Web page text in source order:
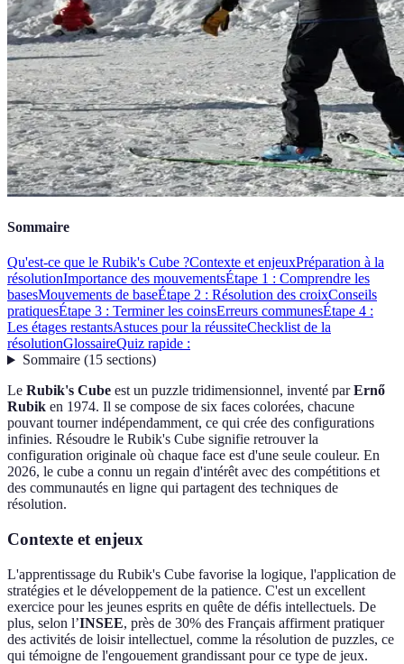
Sommaire
Qu'est-ce que le Rubik's Cube ?Contexte et enjeuxPréparation à la
résolutionImportance des mouvementsÉtape 1 : Comprendre les
basesMouvements de baseÉtape 2 : Résolution des croixConseils
pratiquesÉtape 3 : Terminer les coinsErreurs communesÉtape 4 :
Les étages restantsAstuces pour la réussiteChecklist de la
résolutionGlossaireQuiz rapide :
Sommaire(15 sections)
Le Rubik's Cube est un puzzle tridimensionnel, inventé parErnő
Rubik en 1974. Il se compose de six faces colorées, chacune
pouvant tourner indépendamment, ce qui crée des configurations
infinies. Résoudre le Rubik's Cube signifie retrouver la
configuration originale où chaque face est d'une seule couleur. En
2026, le cube a connu un regain d'intérêt avec des compétitions et
des communautés en ligne qui partagent des techniques de
résolution.
Contexte et enjeux
L'apprentissage du Rubik's Cube favorise la logique, l'application de
stratégies et le développement de la patience. C'est un excellent
exercice pour les jeunes esprits en quête de défis intellectuels. De
plus, selon l’INSEE, près de 30% des Français affirment pratiquer
des activités de loisir intellectuel, comme la résolution de puzzles, ce
qui témoigne de l'engouement grandissant pour ce type de jeux.